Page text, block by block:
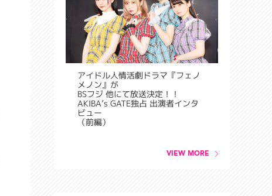
アイドル人情活劇ドラマ『フェノ
メノン』が
BSフジ 他にて放送決定！！
AKIBA’s GATE独占 出演者インタ
ビュー
（前編）
VIEW MORE